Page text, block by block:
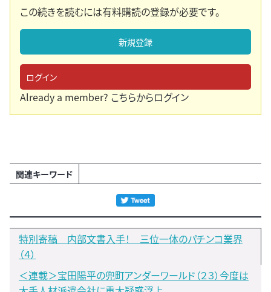
この続きを読むには有料購読の登録が必要です。
新規登録
ログイン
Already a member? こちらからログイン
関連キーワード
特別寄稿 内部文書入手！ 三位一体のパチンコ業界
（４）
＜連載＞宝田陽平の兜町アンダーワールド（２３）今度は